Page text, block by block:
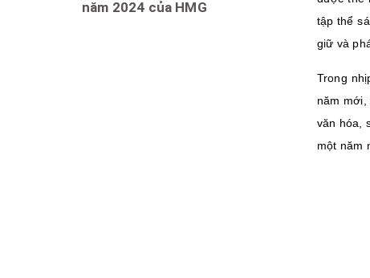
tập thể
giữ và
Trong
năm
văn hóa,
một năm
năm 2024 của HMG